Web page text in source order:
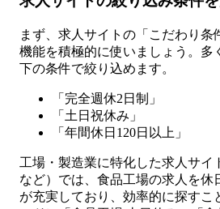
まず、求人サイトの「こだわり条
機能を積極的に使いましょう。多
下の条件で絞り込めます。
「完全週休2日制」
「土日祝休み」
「年間休日120日以上」
工場・製造業に特化した求人サイ
など）では、食品工場の求人を休
が充実しており、効率的に探すこ